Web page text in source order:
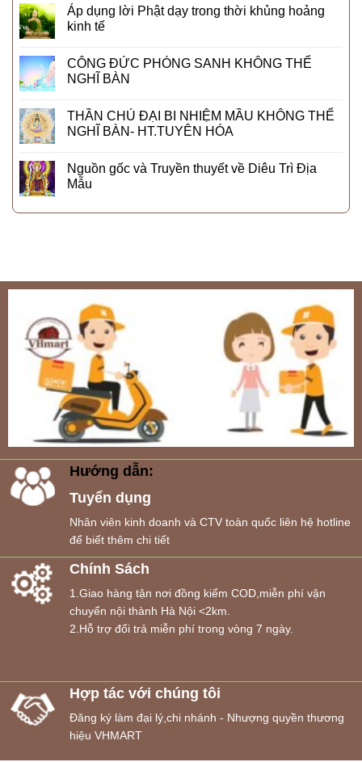
Áp dụng lời Phật dạy trong thời khủng hoảng
kinh tế
CÔNG ĐỨC PHÓNG SANH KHÔNG THỂ
NGHĨ BÀN
THẦN CHÚ ĐẠI BI NHIỆM MẦU KHÔNG THỂ
NGHĨ BÀN- HT.TUYÊN HÓA
Nguồn gốc và Truyền thuyết về Diêu Trì Địa
Mẫu
Hướng dẫn:
Tuyển dụng
Nhân viên kinh doanh và CTV toàn quốc liên hệ hotline
để biết thêm chi tiết
Chính Sách
1.Giao hàng tận nơi đồng kiểm COD,miễn phí vận
chuyển nội thành Hà Nội <2km.
2.Hỗ trợ đổi trả miễn phí trong vòng 7 ngày.
Hợp tác với chúng tôi
Đăng ký làm đại lý,chi nhánh - Nhượng quyền thương
hiệu VHMART